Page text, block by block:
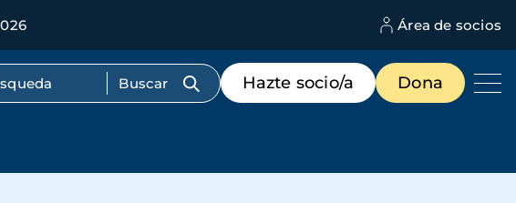
Área de socios
Menú
de
destacados
Hazte socio/a Dona